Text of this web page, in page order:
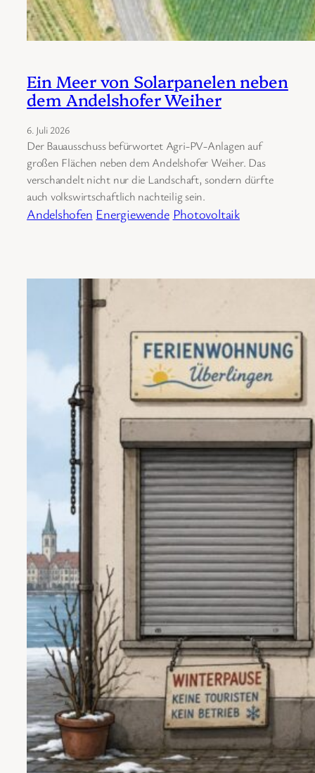
Ein Meer von Solarpanelen neben
dem Andelshofer Weiher
6. Juli 2026
Der Bauausschuss befürwortet Agri-PV-Anlagen auf
großen Flächen neben dem Andelshofer Weiher. Das
verschandelt nicht nur die Landschaft, sondern dürfte
auch volkswirtschaftlich nachteilig sein.
Andelshofen Energiewende Photovoltaik